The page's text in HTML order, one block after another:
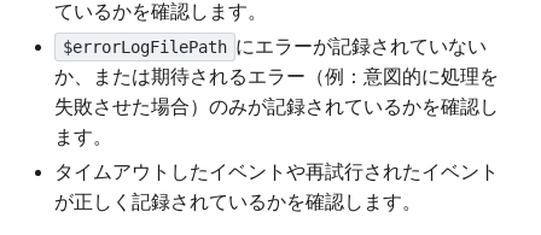
ているかを確認します。
$errorLogFilePath にエラーが記録されていない
か、または期待されるエラー（例：意図的に処理を
失敗させた場合）のみが記録されているかを確認し
ます。
タイムアウトしたイベントや再試行されたイベント
が正しく記録されているかを確認します。